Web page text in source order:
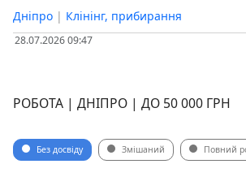
Дніпро | Клінінг, прибирання
28.07.2026 09:47
РОБОТА | ДНІПРО | ДО 50 000 ГРН
Без досвіду Змішаний Повний